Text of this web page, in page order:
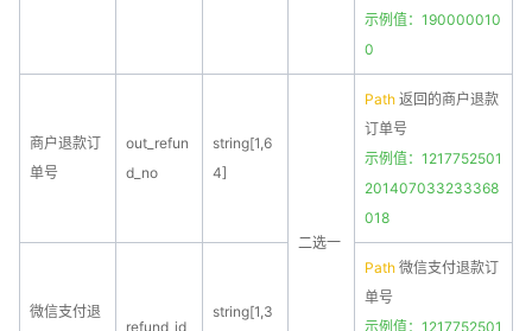
示例值：190000010
0
商户退款订
单号
out_refun
d_no
string[1,6
4]
二选一
Path 返回的商户退款
订单号
示例值：1217752501
201407033233368
018
微信支付退
refund_id
string[1,3
Path 微信支付退款订
单号
示例值：1217752501